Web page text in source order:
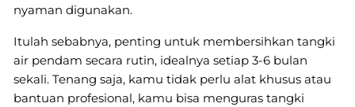
nyaman digunakan.
Itulah sebabnya, penting untuk membersihkan tangki
air pendam secara rutin, idealnya setiap 3-6 bulan
sekali. Tenang saja, kamu tidak perlu alat khusus atau
bantuan profesional, kamu bisa menguras tangki